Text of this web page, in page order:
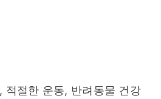
적절한 운동, 반려동물 건강